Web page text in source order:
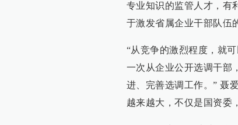
专业知识的监管人才，有
于激发省属企业干部队伍
“从竞争的激烈程度，就
一次从企业公开选调干部
进、完善选调工作。” 聂
越来越大，不仅是国资委